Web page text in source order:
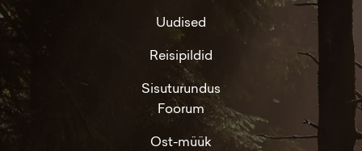
Uudised
Reisipildid
Sisuturundus
Foorum
Ost-müük